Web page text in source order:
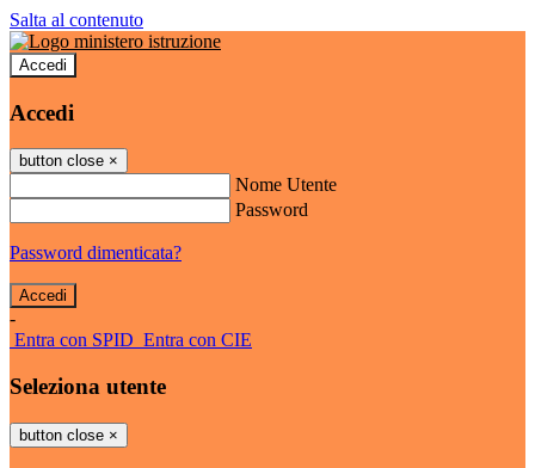
Salta al contenuto
Accedi
Accedi
button close ×
Nome Utente
Password
Password dimenticata?
-
Entra con SPID Entra con CIE
Seleziona utente
button close ×